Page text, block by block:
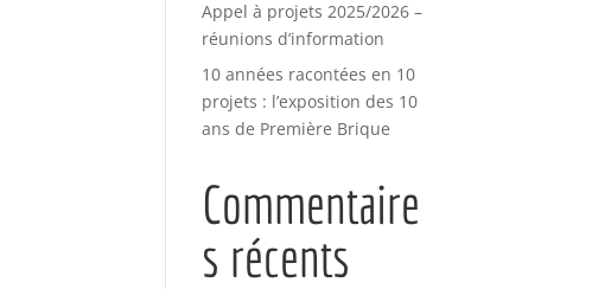
Appel à projets 2025/2026 –
réunions d’information
10 années racontées en 10
projets : l’exposition des 10
ans de Première Brique
Commentaire
s récents